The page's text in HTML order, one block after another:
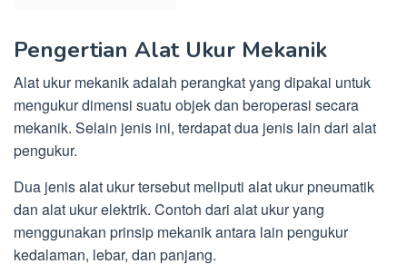
Pengertian Alat Ukur Mekanik
Alat ukur mekanik adalah perangkat yang dipakai untuk
mengukur dimensi suatu objek dan beroperasi secara
mekanik. Selain jenis ini, terdapat dua jenis lain dari alat
pengukur.
Dua jenis alat ukur tersebut meliputi alat ukur pneumatik
dan alat ukur elektrik. Contoh dari alat ukur yang
menggunakan prinsip mekanik antara lain pengukur
kedalaman, lebar, dan panjang.